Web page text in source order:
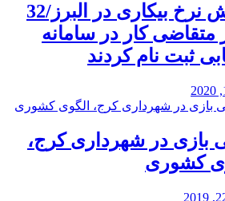
کاهش نرخ بیکاری در البرز/32
متقاضی کار در سامانه
ثبت نام کردند
بازی در شهرداری کرج،
کشوری